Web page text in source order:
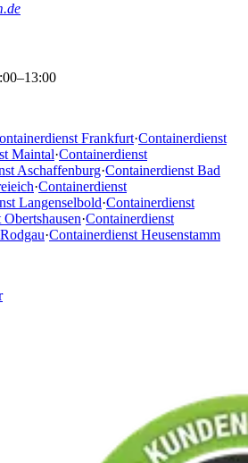
Frankfurt·Containerdienst
Maintal·Containerdienst
Aschaffenburg·Containerdienst Bad
·Containerdienst
Langenselbold·Containerdienst
·Containerdienst
·Containerdienst Heusenstamm